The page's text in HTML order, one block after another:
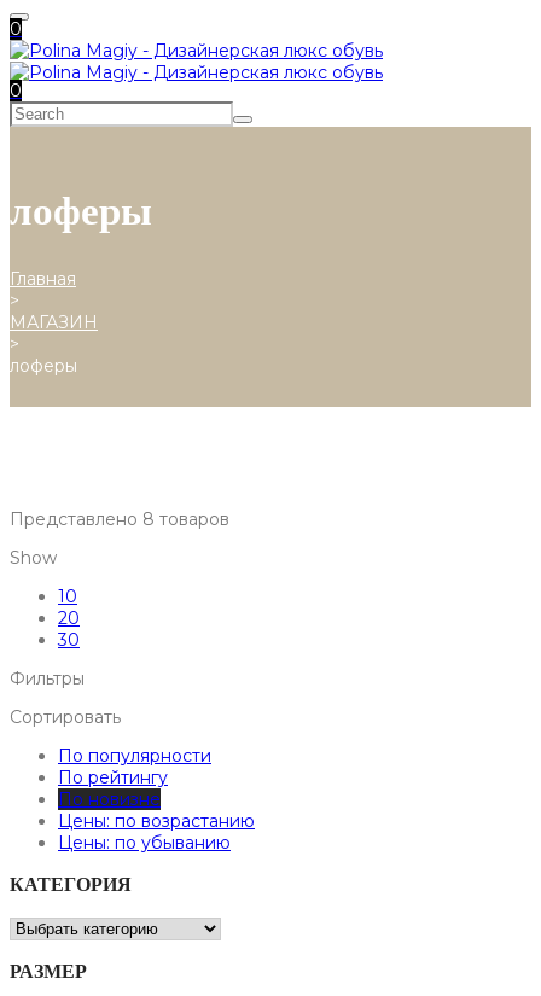
0
0
лоферы
Главная
>
МАГАЗИН
>
лоферы
Представлено 8 товаров
Show
10
20
30
Фильтры
Сортировать
По популярности
По рейтингу
По новизне
Цены: по возрастанию
Цены: по убыванию
КАТЕГОРИЯ
РАЗМЕР